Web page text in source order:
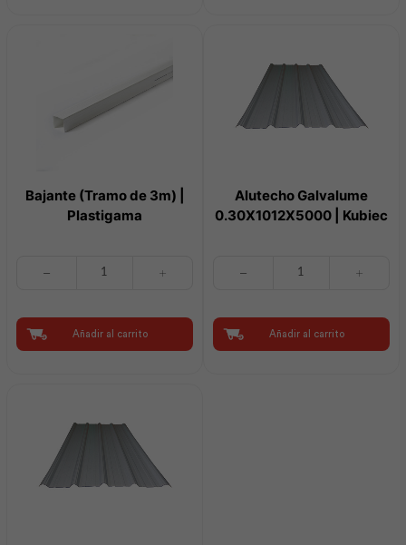
Bajante (Tramo de 3m) |
Plastigama
3m)
Plastigama
Añadir al carrito
Alutecho Galvalume
0.30X1012X5000 | Kubiec
Kubiec
cantidad
Añadir al carrito